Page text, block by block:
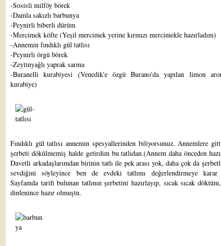
-Sosisli milföy börek
-Damla sakızlı barbunya
-Peynirli biberli dürüm
-Mercimek köfte (Yeşil mercimek yerine kırmızı mercimekle hazırladım)
-Annemin fındıklı gül tatlısı
-Peynirli örgü börek
-Zeytinyağlı yaprak sarma
-Buranelli kurabiyesi (Venedik'e özgü Burano'da yapılan limon
kurabiye)
Fındıklı gül tatlısıannemin spesyallerinden biliyorsunuz. Annemlere
şerbeti dökülmemiş halde getirdim bu tatlıdan.(Annem daha önceden
Davetli arkadaşlarımdan birinin tatlı ile pek arası yok, daha çok da
sevdiğini söyleyince ben de evdeki tatlımı değerlendirmeye
Sayfamda tarifi bulunan tatlının şerbetini hazırlayıp, sıcak sıcak
dinlenince hazır olmuştu.